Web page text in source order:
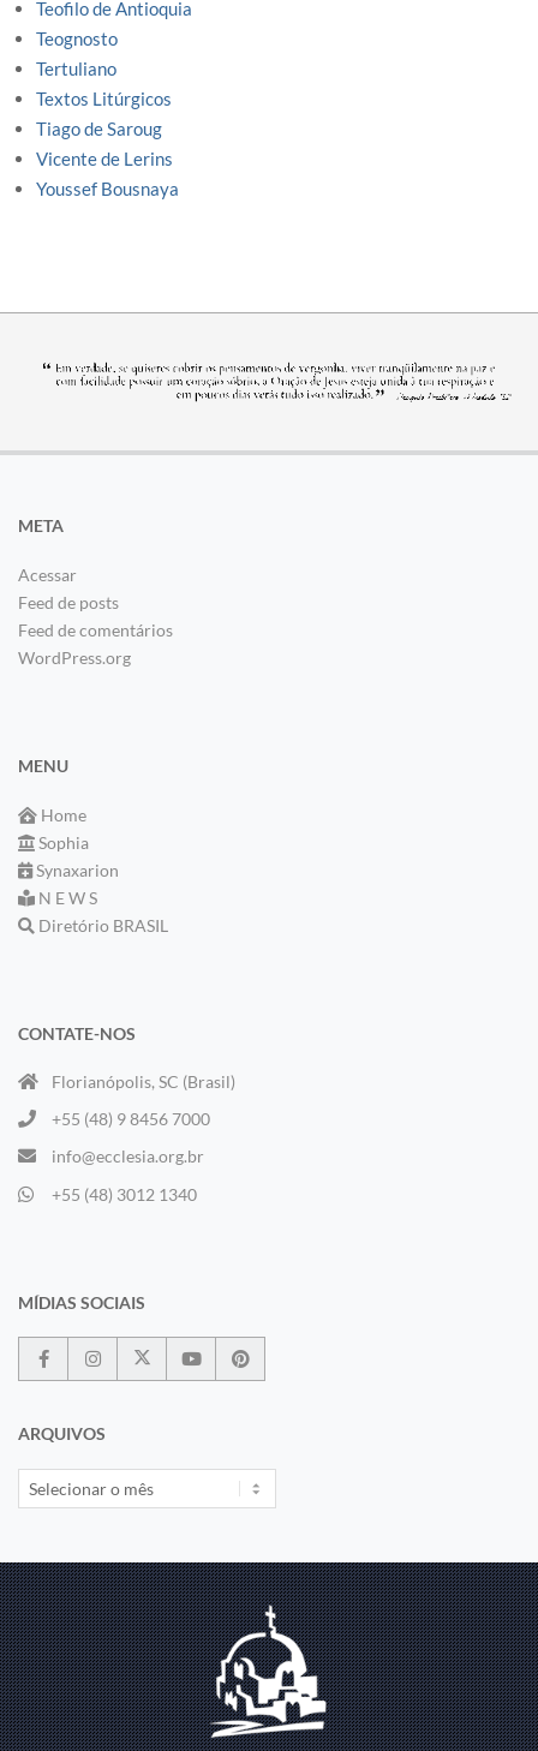
Teofilo de Antioquia
Teognosto
Tertuliano
Textos Litúrgicos
Tiago de Saroug
Vicente de Lerins
Youssef Bousnaya
META
Acessar
Feed de posts
Feed de comentários
WordPress.org
MENU
Home
Sophia
Synaxarion
N E W S
Diretório BRASIL
CONTATE-NOS
Florianópolis, SC (Brasil)
+55 (48) 9 8456 7000
info@ecclesia.org.br
+55 (48) 3012 1340
MÍDIAS SOCIAIS
ARQUIVOS